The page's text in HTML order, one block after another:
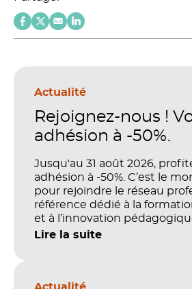
Actualité
Rejoignez-nous !
adhésion à -50%.
Jusqu'au 31 août 2026,
adhésion à -50%. C’est le
pour rejoindre le réseau
référence dédié à la
et à l’innovation
Lire la suite
Actualité